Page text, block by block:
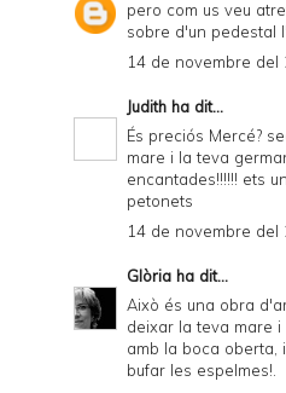
pero com us veu
sobre d'un pedestal
14 de novembre del
Judith ha dit...
És preciós Mercé?
mare i la teva
encantades!!!!!! ets
petonets
14 de novembre del
Glòria ha dit...
Això és una obra
deixar la teva mare
amb la boca oberta,
bufar les espelmes!.